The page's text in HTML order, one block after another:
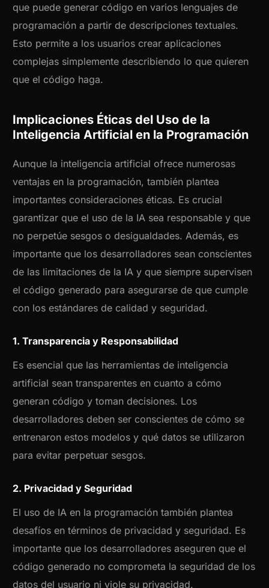
que puede generar código en varios lenguajes de
programación a partir de descripciones textuales.
Esto permite a los usuarios crear aplicaciones
complejas simplemente describiendo lo que quieren
que el código haga.
Implicaciones Éticas del Uso de la
Inteligencia Artificial en la Programación
Aunque la inteligencia artificial ofrece numerosas
ventajas en la programación, también plantea
importantes consideraciones éticas. Es crucial
garantizar que el uso de la IA sea responsable y que
no perpetúe sesgos o desigualdades. Además, es
importante que los desarrolladores sean conscientes
de las limitaciones de la IA y que siempre supervisen
el código generado para asegurarse de que cumple
con los estándares de calidad y seguridad.
1. Transparencia y Responsabilidad
Es esencial que las herramientas de inteligencia
artificial sean transparentes en cuanto a cómo
generan código y toman decisiones. Los
desarrolladores deben ser conscientes de cómo se
entrenaron estos modelos y qué datos se utilizaron
para evitar perpetuar sesgos.
2. Privacidad y Seguridad
El uso de IA en la programación también plantea
desafíos en términos de privacidad y seguridad. Es
importante que los desarrolladores aseguren que el
código generado no comprometa la seguridad de los
datos del usuario ni viole su privacidad.